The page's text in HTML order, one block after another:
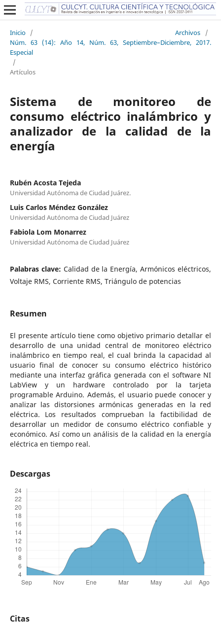
Inicio / Archivos
/
Núm. 63 (14): Año 14, Núm. 63, Septiembre–Diciembre, 2017.
Especial
/
Artículos
Sistema de monitoreo de
consumo eléctrico inalámbrico y
analizador de la calidad de la
energía
Rubén Acosta Tejeda
Universidad Autónoma de Ciudad Juárez.
Luis Carlos Méndez González
Universidad Autónoma de Ciudad Juárez
Fabiola Lom Monarrez
Universidad Autónoma de Ciudad Juárez
Palabras clave: Calidad de la Energía, Armónicos eléctricos,
Voltaje RMS, Corriente RMS, Triángulo de potencias
Resumen
El presente artículo tiene como objetivo primario detallar el
desarrollo de una unidad central de monitoreo eléctrico
inalámbrico en tiempo real, el cual brinda la capacidad al
usuario final de conocer su consumo eléctrico histórico
mediante una interfaz gráfica generada con el software NI
LabView y un hardware controlado por la tarjeta
programable Arduino. Además, el usuario puede conocer y
analizar las distorsiones armónicas generadas en la red
eléctrica. Los resultados comprueban la factibilidad de
desarrollar un medidor de consumo eléctrico confiable y
económico. Así como un análisis de la calidad en la energía
eléctrica en tiempo real.
Descargas
Citas